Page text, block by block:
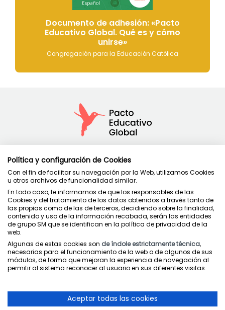
Documento de adhesión: «Pacto
Educativo Global. Qué es y cómo
unirse»
Congregación para la Educación Católica
Política de privacidad
Condiciones de uso
Política de cookies
Juntos cuidamos la educación
Política y configuración de Cookies
Con el fin de facilitar su navegación por la Web, utilizamos Cookies
u otros archivos de funcionalidad similar.
En todo caso, te informamos de que los responsables de las
Cookies y del tratamiento de los datos obtenidos a través tanto de
las propias como de las de terceros, decidiendo sobre la finalidad,
contenido y uso de la información recabada, serán las entidades
de grupo SM que se identifican en la política de privacidad de la
web.
Algunas de estas cookies son de índole estrictamente técnica,
necesarias para el funcionamiento de la web o de algunos de sus
módulos, de forma que mejoran la experiencia de navegación al
permitir al sistema reconocer al usuario en sus diferentes visitas.
Aceptar todas las cookies